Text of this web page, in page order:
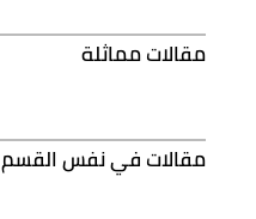
مقالات مماثلة
مقالات في نفس القسم